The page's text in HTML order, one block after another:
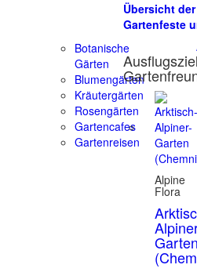
Übersicht
Gartenfeste
Botanische
Gärten
Blumengärten
Kräutergärten
Rosengärten
Gartencafes
Gartenreisen
Alpine
Flora
Garten